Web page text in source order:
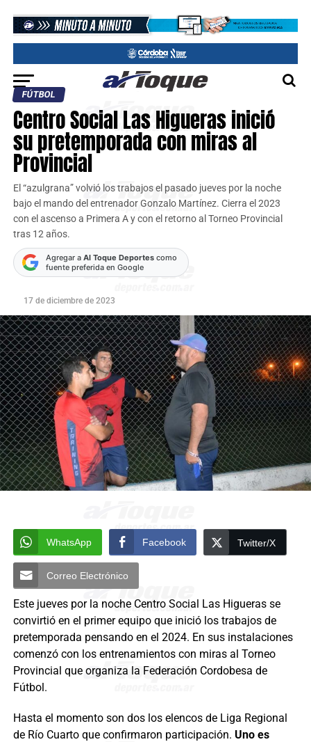
FÚTBOL
Centro Social Las Higueras inició
su pretemporada con miras al
Provincial
El “azulgrana” volvió los trabajos el pasado jueves por la noche
bajo el mando del entrenador Gonzalo Martínez. Cierra el 2023
con el ascenso a Primera A y con el retorno al Torneo Provincial
tras 12 años.
Agregar a Al Toque Deportescomo
fuente preferida en Google
17 de diciembre de 2023
WhatsApp Facebook Twitter/X
Correo Electrónico
Este jueves por la noche Centro Social Las Higueras se
convirtió en el primer equipo que inició los trabajos de
pretemporada pensando en el 2024. En sus instalaciones
comenzó con los entrenamientos con miras al Torneo
Provincial que organiza la Federación Cordobesa de
Fútbol.
Hasta el momento son dos los elencos de Liga Regional
de Río Cuarto que confirmaron participación. Uno es